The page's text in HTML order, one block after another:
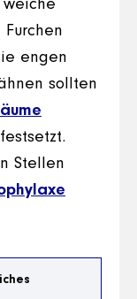
weiche
engen
sollten
Stellen